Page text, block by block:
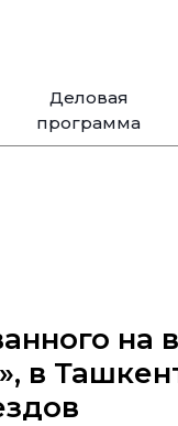
Деловая
программа
на
в